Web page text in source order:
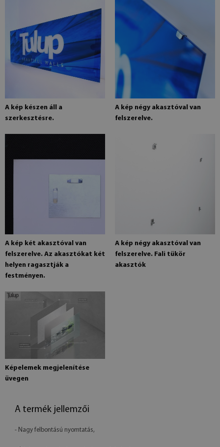
A kép készen áll a
szerkesztésre.
A kép négy akasztóval van
felszerelve.
A kép két akasztóval van
felszerelve. Az akasztókat két
helyen ragasztják a
festményen.
A kép négy akasztóval van
felszerelve. Fali tükör
akasztók
Képelemek megjelenítése
üvegen
A termék jellemzői
- Nagy felbontású nyomtatás,